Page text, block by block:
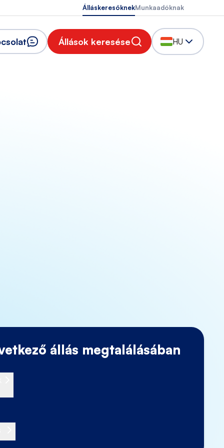
ÁlláskeresőknekMunkaadóknak
Állások keresése HU
állás megtalálásában